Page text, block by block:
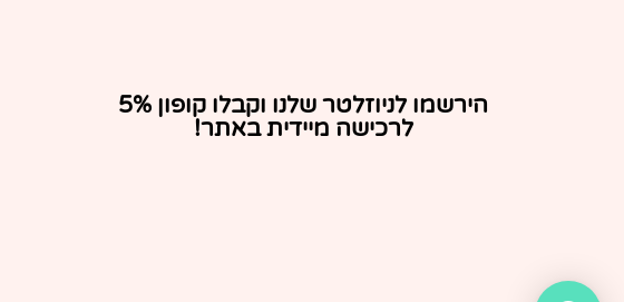
הירשמו לניוזלטר שלנו וקבלו קופון 5%
לרכישה מיידית באתר!